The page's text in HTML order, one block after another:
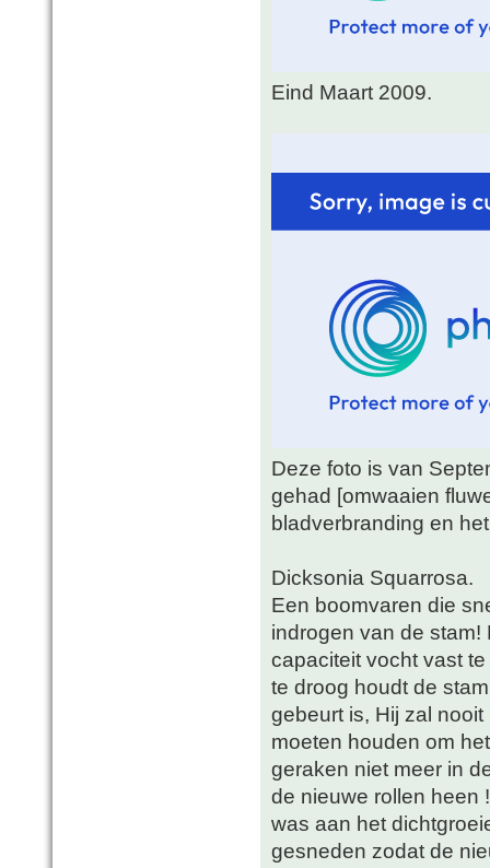
Eind Maart 2009.
Deze foto is van
gehad [omwaaien
bladverbranding en
Dicksonia Squarrosa.
Een boomvaren die
indrogen van de stam!
capaciteit vocht vast
te droog houdt de
gebeurt is, Hij zal
moeten houden om
geraken niet meer in
de nieuwe rollen heen
was aan het
gesneden zodat de